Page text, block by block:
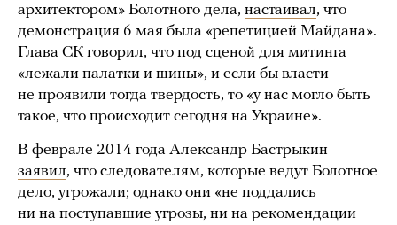
архитектором» Болотного дела, настаивал, что
демонстрация 6 мая была «репетицией Майдана».
Глава СК говорил, что под сценой для митинга
«лежали палатки и шины», и если бы власти
не проявили тогда твердость, то «у нас могло быть
такое, что происходит сегодня на Украине».
В феврале 2014 года Александр Бастрыкин
заявил, что следователям, которые ведут Болотное
дело, угрожали; однако они «не поддались
ни на поступавшие угрозы, ни на рекомендации